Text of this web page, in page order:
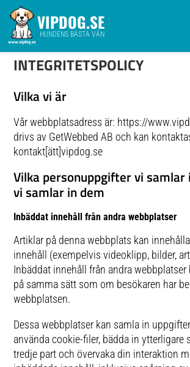
VIPDOG.SE
HUNDENS BÄSTA VÄN
INTEGRITETSPOLICY
Vilka vi är
Vår webbplatsadress är: https://
drivs av GetWebbed AB och kan
kontakt[ätt]vipdog.se
Vilka personuppgifter vi samlar
vi samlar in dem
Inbäddat innehåll från andra webbplatser
Artiklar på denna webbplats kan
innehåll (exempelvis videoklipp, bilder,
Inbäddat innehåll från andra
på samma sätt som om besökaren har
webbplatsen.
Dessa webbplatser kan samla in
använda cookie-filer, bädda in ytterligare
tredje part och övervaka din interaktion